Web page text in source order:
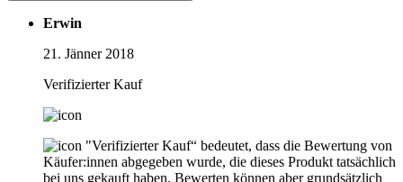
Erwin
21. Jänner 2018
Verifizierter Kauf
"Verifizierter Kauf“ bedeutet, dass die Bewertung von
Käufer:innen abgegeben wurde, die dieses Produkt tatsächlich
bei uns gekauft haben. Bewerten können aber grundsätzlich